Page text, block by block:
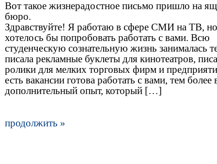
Вот такое жизнерадостное письмо пришло на
бюро.
Здравствуйте! Я работаю в сфере СМИ на ТВ, но
хотелось бы попробовать работать с вами. Всю
студенческую сознательную жизнь занималась
писала рекламные буклеты для кинотеатров,
ролики для мелких торговых фирм и
есть вакансии готова работать с вами, тем более
дополнительный опыт, который […]
продолжить »